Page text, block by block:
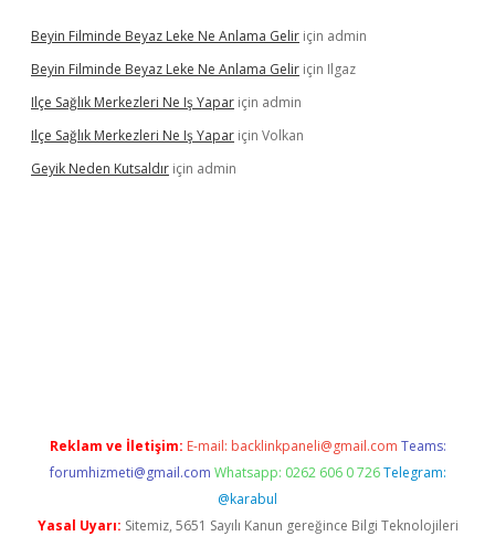
Beyin Filminde Beyaz Leke Ne Anlama Gelir için admin
Beyin Filminde Beyaz Leke Ne Anlama Gelir için Ilgaz
Ilçe Sağlık Merkezleri Ne Iş Yapar için admin
Ilçe Sağlık Merkezleri Ne Iş Yapar için Volkan
Geyik Neden Kutsaldır için admin
Reklam ve İletişim: E-mail: backlinkpaneli@gmail.com Teams:
forumhizmeti@gmail.com Whatsapp: 0262 606 0 726 Telegram:
@karabul
Yasal Uyarı: Sitemiz, 5651 Sayılı Kanun gereğince Bilgi Teknolojileri